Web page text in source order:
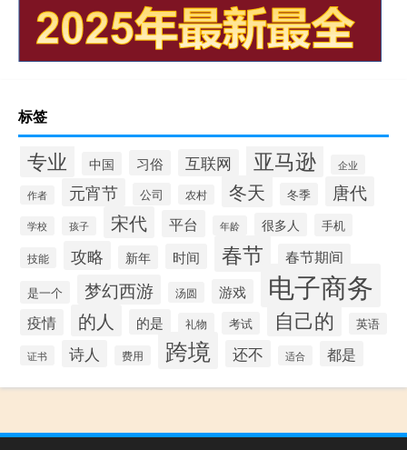
标签
专业 中国 习俗 互联网 亚马逊 企业
作者 元宵节 公司 农村 冬天 冬季 唐代
学校 孩子 宋代 平台 年龄 很多人 手机
技能 攻略 新年 时间 春节 春节期间
是一个 梦幻西游 汤圆 游戏 电子商务
疫情 的人 的是 礼物 考试 自己的 英语
证书 诗人 费用 跨境 还不 适合 都是